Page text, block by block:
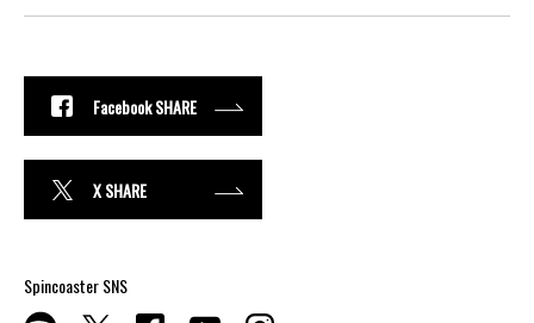
Facebook SHARE
X SHARE
Spincoaster SNS